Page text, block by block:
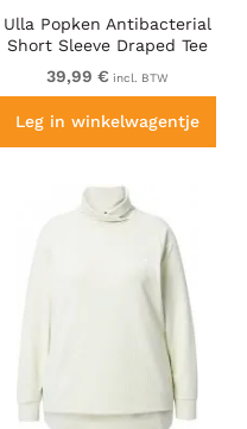
Ulla Popken Antibacterial
Short Sleeve Draped Tee
Light Magenta
39,99 € incl. BTW
Leg in winkelwagentje